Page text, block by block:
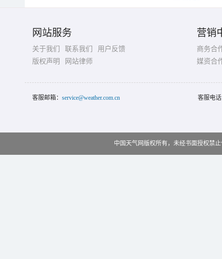
网站服务
关于我们 联系我们
用户反馈
版权声明
网站律师
营销
商务合
媒资合
客服邮箱： service@weather.com.cn 客服电
中国天气网版权所有，未经书面授权